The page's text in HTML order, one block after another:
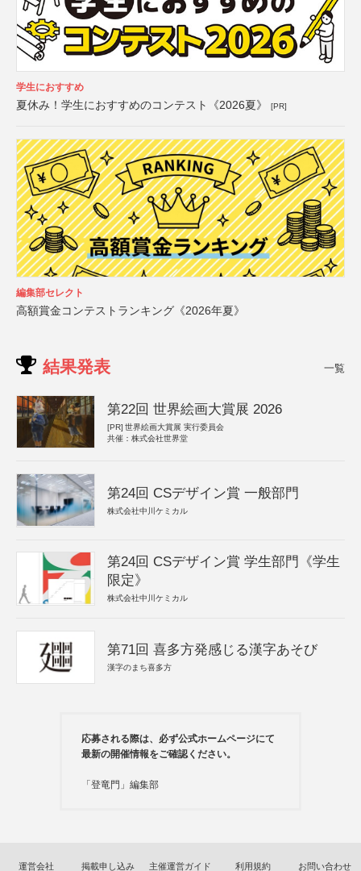
学生におすすめ
夏休み！学生におすすめのコンテスト《2026夏》 [PR]
編集部セレクト
高額賞金コンテストランキング《2026年夏》
結果発表 一覧
第22回 世界絵画大賞展 2026
[PR] 世界絵画大賞展 実行委員会
共催：株式会社世界堂
第24回 CSデザイン賞 一般部門
株式会社中川ケミカル
第24回 CSデザイン賞 学生部門《学生
限定》
株式会社中川ケミカル
第71回 喜多方発感じる漢字あそび
漢字のまち喜多方
応募される際は、必ず公式ホームページにて
最新の開催情報をご確認ください。
「登竜門」編集部
運営会社 掲載申し込み 主催運営ガイド 利用規約 お問い合わせ